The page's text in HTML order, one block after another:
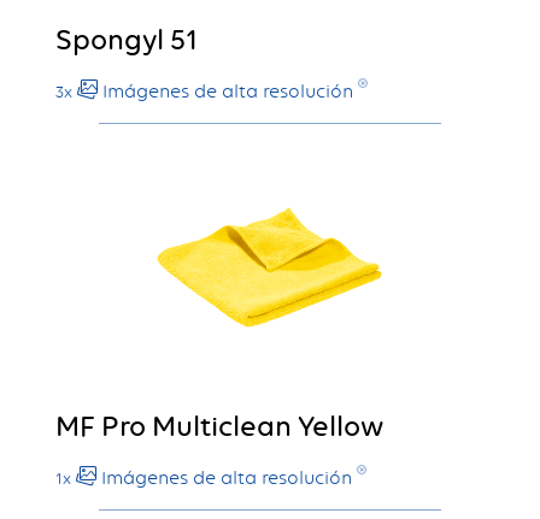
Spongyl 51
3x Imágenes de alta resolución
MF Pro Multiclean Yellow
1x Imágenes de alta resolución